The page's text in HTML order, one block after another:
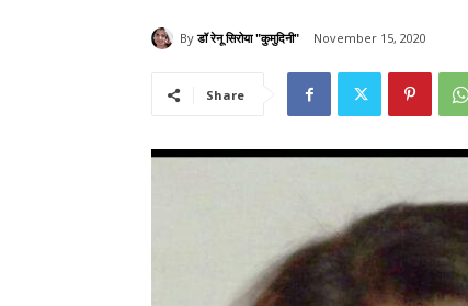
By डॉ रेनू सिरोया "कुमुदिनी" November 15, 2020
Share